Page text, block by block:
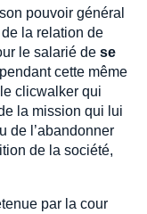
pouvoir général
la relation de
le salarié de se
cette même
clicwalker qui
la mission qui lui
de l’abandonner
de la société,
par la cour